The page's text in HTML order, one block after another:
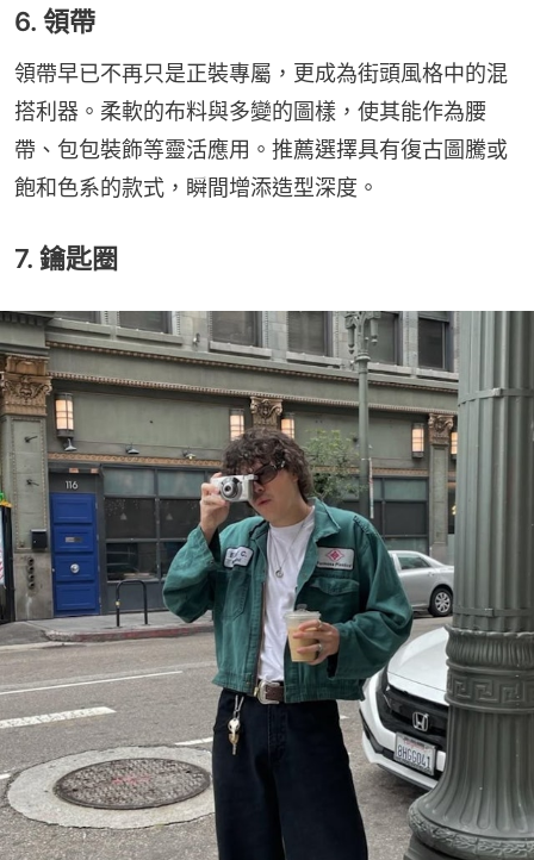
6. 領帶
領帶早已不再只是正裝專屬，更成為街頭風格中的混
搭利器。柔軟的布料與多變的圖樣，使其能作為腰
帶、包包裝飾等靈活應用。推薦選擇具有復古圖騰或
飽和色系的款式，瞬間增添造型深度。
7. 鑰匙圈